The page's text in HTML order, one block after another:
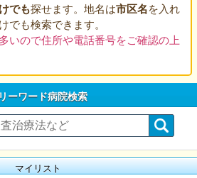
でも探せます。地名は市区名を入れ
でも検索できます。
いので住所や電話番号をご確認の上
ーワード病院検索
マイリスト